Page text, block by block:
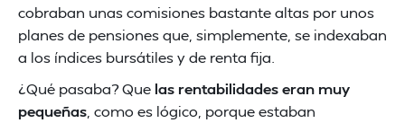
cobraban unas comisiones bastante altas por unos
planes de pensiones que, simplemente, se indexaban
a los índices bursátiles y de renta fija.
¿Qué pasaba? Que las rentabilidades eran muy
pequeñas , como es lógico, porque estaban